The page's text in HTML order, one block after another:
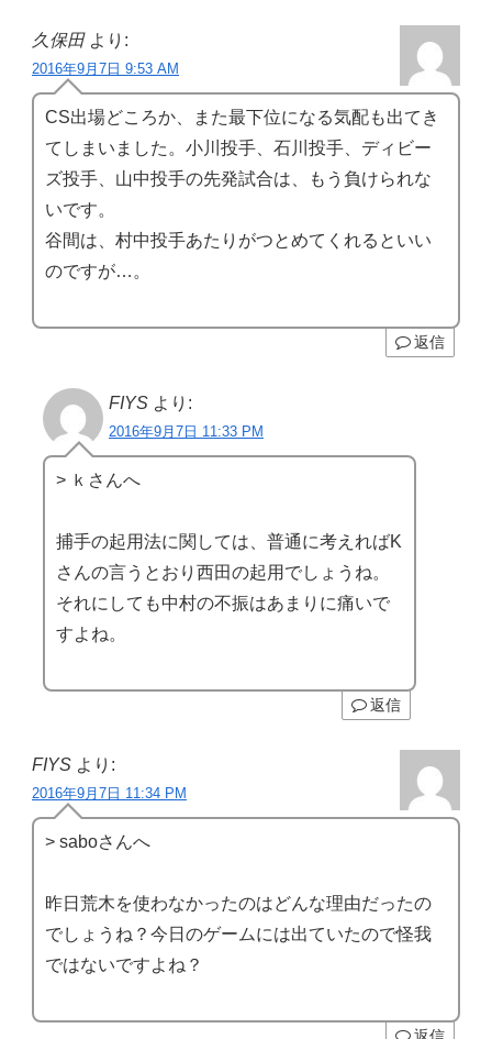
久保田 より:
2016年9月7日 9:53 AM
CS出場どころか、また最下位になる気配も出てき
てしまいました。小川投手、石川投手、ディビー
ズ投手、山中投手の先発試合は、もう負けられな
いです。
谷間は、村中投手あたりがつとめてくれるといい
のですが…。
返信
FIYS より:
2016年9月7日 11:33 PM
> ｋさんへ
捕手の起用法に関しては、普通に考えればK
さんの言うとおり西田の起用でしょうね。
それにしても中村の不振はあまりに痛いで
すよね。
返信
FIYS より:
2016年9月7日 11:34 PM
> saboさんへ
昨日荒木を使わなかったのはどんな理由だったの
でしょうね？今日のゲームには出ていたので怪我
ではないですよね？